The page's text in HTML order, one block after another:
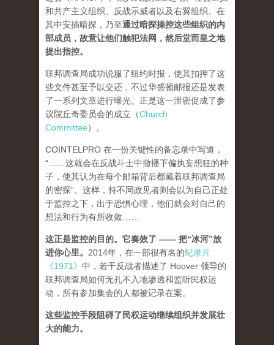
和共产主义组织、反战示威者以及右翼组织。在
其中安插暗探，乃至通过暗探操控这些组织的内
部成员，故意让他们触犯法网，然后堂而皇之地
提出指控。
联邦调查局成功说服了纽约时报，使其扣押了这
些文件甚至予以交还，不过华盛顿邮报还是发表
了一系列文章进行曝光。正是这一泄密促成了参
议院丘奇委员会的成立（Church
Committee）。
COINTELPRO 在一份关键性的备忘录中写道，
“……这就会在反战斗士中撒播下偏执妄想狂的种
子，使其认为在每个邮箱背后都藏着联邦调查局
的密探”。这样，持不同政见者则会以为自己正处
于监控之下，出于恐惧心理，他们就会对自己的
想法和行为有所收敛……
这正是监控的目的。它奏效了 —— 把“冰河”放
进你心里。 2014年，在一部很有名的纪录片
《1971》 中，若干反战者描述了 Hoover 领导的
联邦调查局如何无孔不入地渗透和监听民权运
动，所有参加集会的人都被记录在案。
这些监控手段阻碍了民权运动继续组织并发展壮
大的能力。